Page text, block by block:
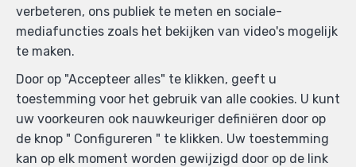
Zoek op de kaart
verbeteren, ons publiek te meten en sociale-
mediafuncties zoals het bekijken van video's mogelijk
te maken.
Door op "Accepteer alles" te klikken, geeft u
toestemming voor het gebruik van alle cookies. U kunt
uw voorkeuren ook nauwkeuriger definiëren door op
de knop " Configureren " te klikken. Uw toestemming
kan op elk moment worden gewijzigd door op de link